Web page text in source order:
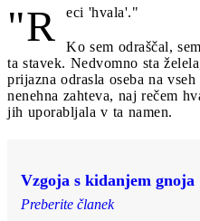
"R eci 'hvala'."
Ko sem odraščal,
ta stavek. Nedvomno sta
prijazna odrasla oseba na
nenehna zahteva, naj rečem
jih uporabljala v ta namen.
Vzgoja s kidanjem gnoja
Preberite članek